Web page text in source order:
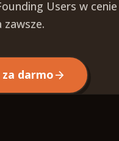
Users w cenie
zawsze.
darmoarrow_forward